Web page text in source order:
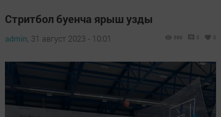
Стритбол буенча ярыш узды
admin, 31 август 2023 - 10:01 599 0 0